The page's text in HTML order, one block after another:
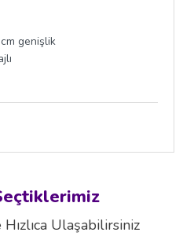
genişlik
Ulaşabilirsiniz